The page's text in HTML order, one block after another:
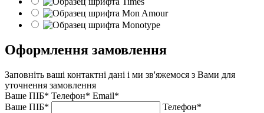
Оформлення замовлення
Заповніть ваші контактні дані і ми зв'яжемося з Вами для
уточнення замовлення
Ваше ПІБ* Телефон* Email*
Ваше ПІБ*
Телефон*